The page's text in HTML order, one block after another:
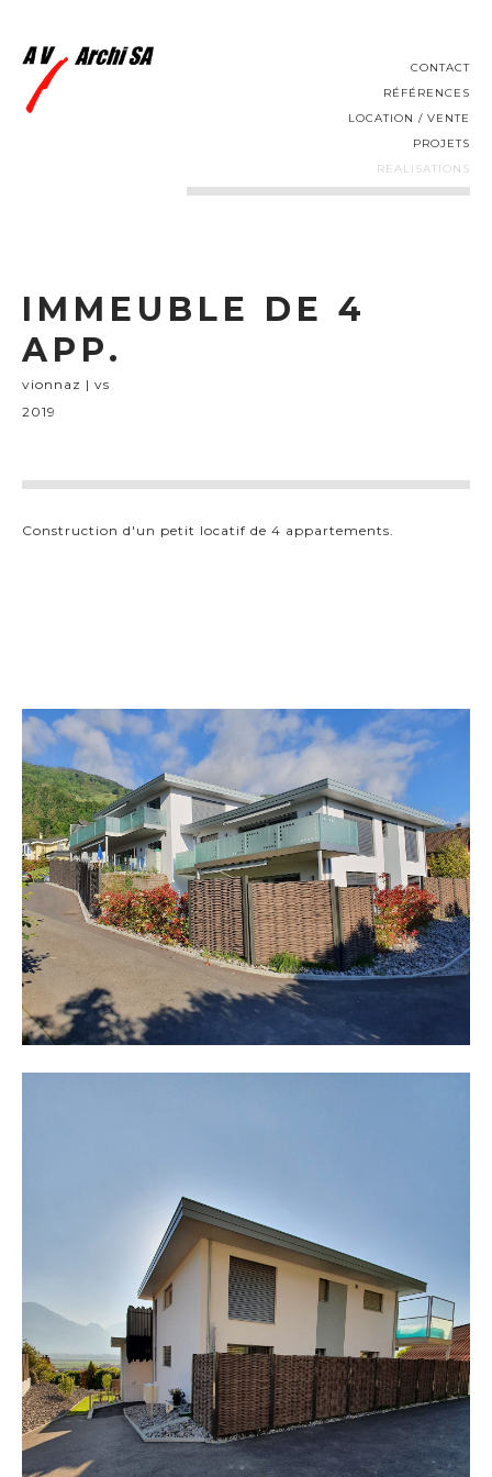
CONTACT
RÉFÉRENCES
LOCATION / VENTE
PROJETS
REALISATIONS
IMMEUBLE DE 4
APP.
vionnaz | vs
2019
Construction d'un petit locatif de 4 appartements.